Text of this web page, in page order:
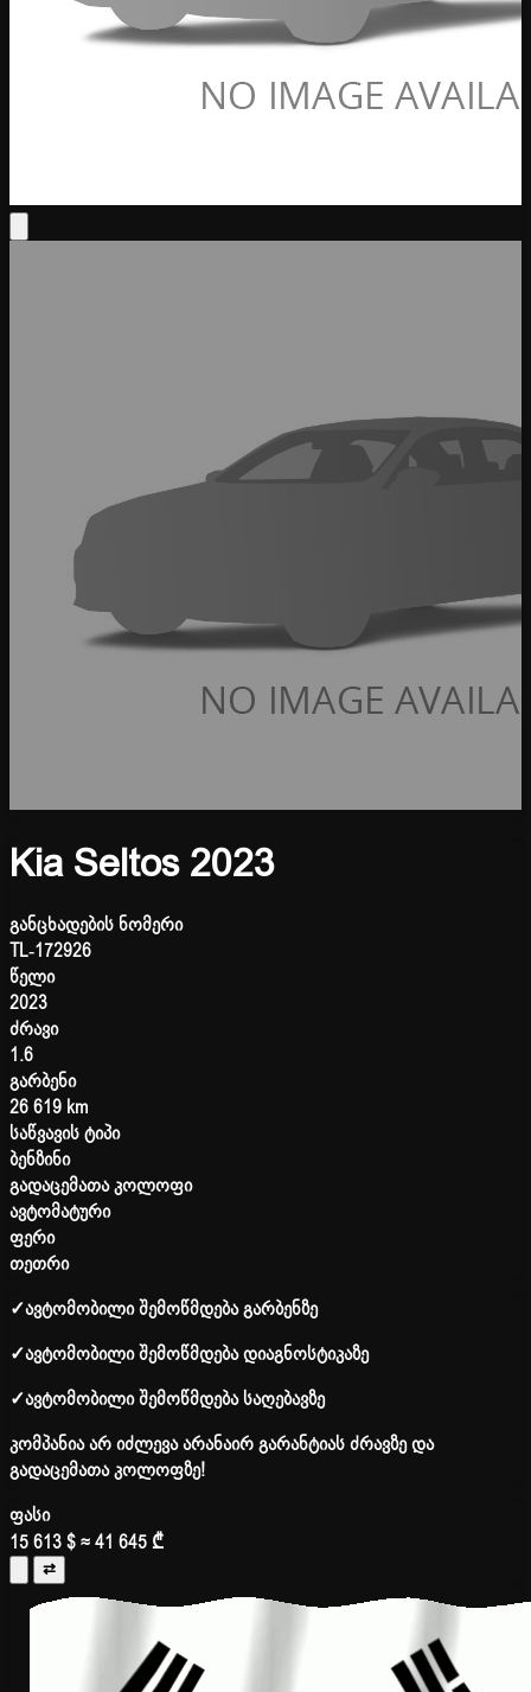
Kia Seltos 2023
განცხადების ნომერი
TL-172926
წელი
2023
ძრავი
1.6
გარბენი
26 619 km
საწვავის ტიპი
ბენზინი
გადაცემათა კოლოფი
ავტომატური
ფერი
თეთრი
✓ავტომობილი შემოწმდება გარბენზე
✓ავტომობილი შემოწმდება დიაგნოსტიკაზე
✓ავტომობილი შემოწმდება საღებავზე
კომპანია არ იძლევა არანაირ გარანტიას ძრავზე და
გადაცემათა კოლოფზე!
ფასი
15 613 $≈ 41 645 ₾
⇄